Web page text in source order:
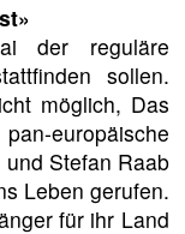
der reguläre
sollen.
möglich, Das
europäische
Stefan Raab
Leben gerufen.
für ihr Land